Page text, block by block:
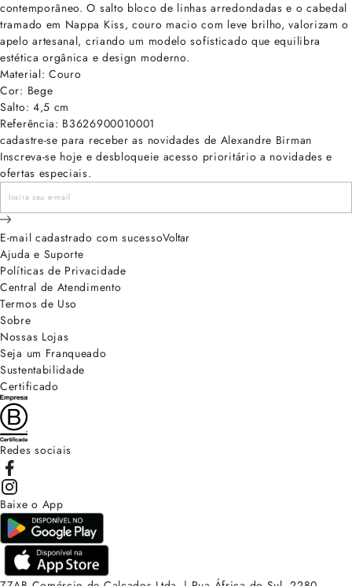
contemporâneo. O salto bloco de linhas arredondadas e o cabedal
tramado em Nappa Kiss, couro macio com leve brilho, valorizam o
apelo artesanal, criando um modelo sofisticado que equilibra
estética orgânica e design moderno.
Material: Couro
Cor: Bege
Salto: 4,5 cm
Referência: B3626900010001
cadastre-se para receber as novidades de Alexandre Birman
Inscreva-se hoje e desbloqueie acesso prioritário a novidades e
ofertas especiais.
E-mail cadastrado com sucessoVoltar
Ajuda e Suporte
Políticas de Privacidade
Central de Atendimento
Termos de Uso
Sobre
Nossas Lojas
Seja um Franqueado
Sustentabilidade
Certificado
Redes sociais
Baixe o App